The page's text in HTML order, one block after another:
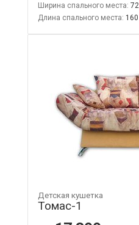
Ширина спального места: 72
Длина спального места: 160
Детская кушетка
Томас-1